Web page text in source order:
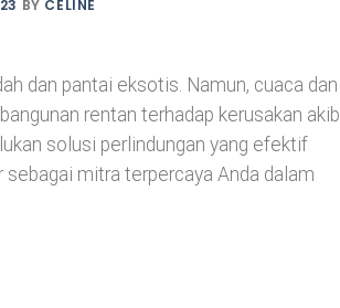
BY CELINE
dan pantai eksotis. Namun, cuaca dan
rentan terhadap kerusakan
solusi perlindungan yang efektif
mitra terpercaya Anda dalam